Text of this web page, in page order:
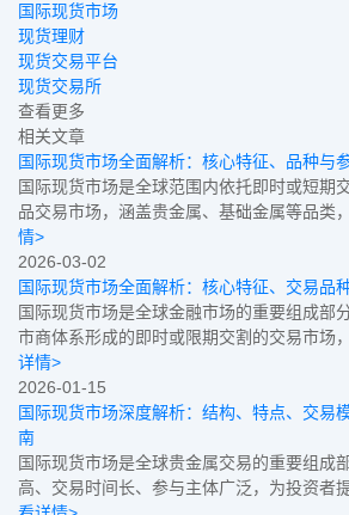
国际现货市场
现货理财
现货交易平台
现货交易所
查看更多
相关文章
国际现货市场全面解析：核心特征、品种与
国际现货市场是全球范围内依托即时或短期
品交易市场，涵盖贵金属、基础金属等品类
情>
2026-03-02
国际现货市场全面解析：核心特征、交易品
国际现货市场是全球金融市场的重要组成部
市商体系形成的即时或限期交割的交易市场
详情>
2026-01-15
国际现货市场深度解析：结构、特点、交易
南
国际现货市场是全球贵金属交易的重要组成
高、交易时间长、参与主体广泛，为投资者